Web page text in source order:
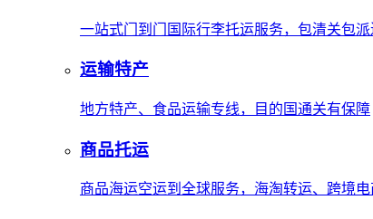
一站式门到门国际行李托运服务，包清关包派
运输特产
地方特产、食品运输专线，目的国通关有保障
商品托运
商品海运空运到全球服务，海淘转运、跨境电